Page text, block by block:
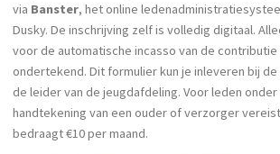
via Banster, het online
Dusky. De inschrijving zelf is volledig digitaal.
voor de automatische incasso van de
ondertekend. Dit formulier kun je inleveren bij
de leider van de jeugdafdeling. Voor leden onder
handtekening van een ouder of verzorger
bedraagt €10 per maand.